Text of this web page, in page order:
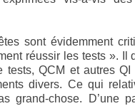
sont évidemment
réussir les tests ». Il
QCM et autres QI
divers. Ce qui
grand-chose. D’une